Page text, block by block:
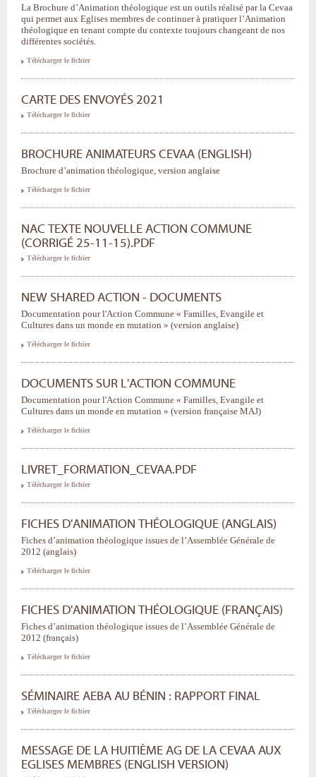
La Brochure d’Animation théologique est un outils réalisé par la Cevaa
qui permet aux Eglises membres de continuer à pratiquer l’Animation
théologique en tenant compte du contexte toujours changeant de nos
différentes sociétés.
Télécharger le fichier
CARTE DES ENVOYÉS 2021
Télécharger le fichier
BROCHURE ANIMATEURS CEVAA (ENGLISH)
Brochure d’animation théologique, version anglaise
Télécharger le fichier
NAC TEXTE NOUVELLE ACTION COMMUNE
(CORRIGÉ 25-11-15).PDF
Télécharger le fichier
NEW SHARED ACTION - DOCUMENTS
Documentation pour l'Action Commune « Familles, Evangile et
Cultures dans un monde en mutation » (version anglaise)
Télécharger le fichier
DOCUMENTS SUR L'ACTION COMMUNE
Documentation pour l'Action Commune « Familles, Evangile et
Cultures dans un monde en mutation » (version française MAJ)
Télécharger le fichier
LIVRET_FORMATION_CEVAA.PDF
Télécharger le fichier
FICHES D'ANIMATION THÉOLOGIQUE (ANGLAIS)
Fiches d’animation théologique issues de l’Assemblée Générale de
2012 (anglais)
Télécharger le fichier
FICHES D'ANIMATION THÉOLOGIQUE (FRANÇAIS)
Fiches d’animation théologique issues de l’Assemblée Générale de
2012 (français)
Télécharger le fichier
SÉMINAIRE AEBA AU BÉNIN : RAPPORT FINAL
Télécharger le fichier
MESSAGE DE LA HUITIÈME AG DE LA CEVAA AUX
EGLISES MEMBRES (ENGLISH VERSION)